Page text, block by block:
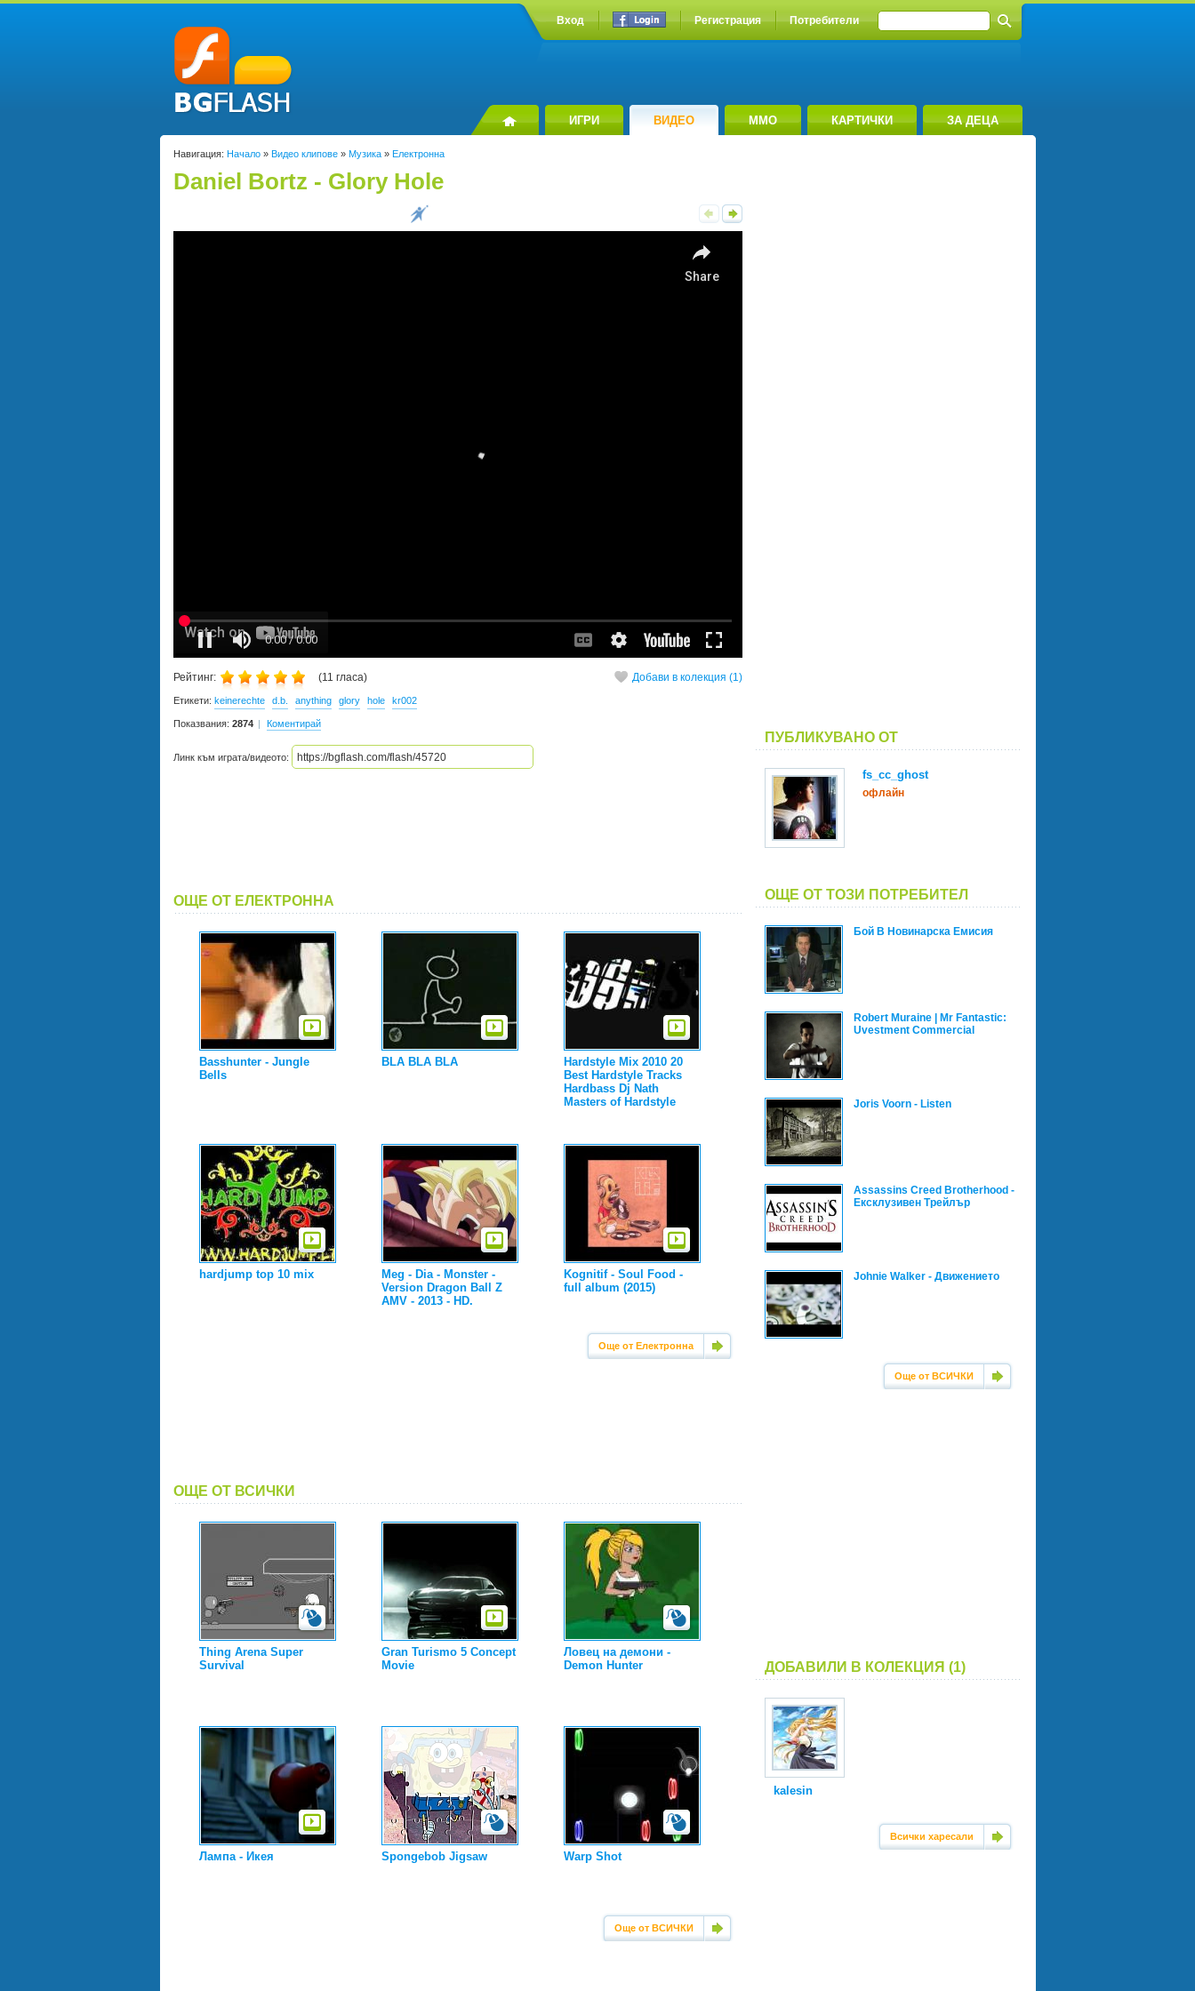
Вход Регистрация Потребители
ИГРИ ВИДЕО MMO КАРТИЧКИ ЗА ДЕЦА
Навигация: Начало» Видео клипове» Музика» Електронна
Daniel Bortz - Glory Hole
Рейтинг: (11 гласа) Добави в колекция (1)
Етикети: keinerechte d.b. anything glory hole kr002
Показвания: 2874 Коментирай
Линк към играта/видеото:
ОЩЕ ОТ ЕЛЕКТРОННА
Basshunter - Jungle
Bells
BLA BLA BLA
Hardstyle Mix 2010 20
Best Hardstyle Tracks
Hardbass Dj Nath
Masters of Hardstyle
hardjump top 10 mix
Meg - Dia - Monster -
Version Dragon Ball Z
AMV - 2013 - HD.
Kognitif - Soul Food -
full album (2015)
Още от Електронна
ОЩЕ ОТ ВСИЧКИ
Thing Arena Super
Survival
Gran Turismo 5 Concept
Movie
Ловец на демони -
Demon Hunter
Лампа - Икея Spongebob Jigsaw Warp Shot
Още от ВСИЧКИ
ПУБЛИКУВАНО ОТ
fs_cc_ghost
офлайн
ОЩЕ ОТ ТОЗИ ПОТРЕБИТЕЛ
Бой В Новинарска Емисия
Robert Muraine | Mr Fantastic:
Uvestment Commercial
Joris Voorn - Listen
Assassins Creed Brotherhood -
Ексклузивен Трейлър
Johnie Walker - Движението
Още от ВСИЧКИ
ДОБАВИЛИ В КОЛЕКЦИЯ (1)
kalesin
Всички харесали